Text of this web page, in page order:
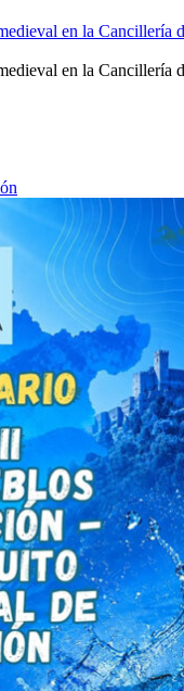
en la Cancillería
en la Cancillería